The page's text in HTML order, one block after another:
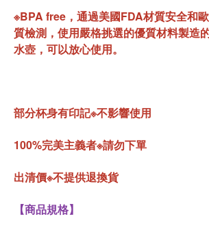
※BPA free，通過美國FDA材質安全和
質檢測，使用嚴格挑選的優質材料製造
水壺，可以放心使用。
部分杯身有印記※不影響使用
100%完美主義者※請勿下單
出清價※不提供退換貨
【商品規格】